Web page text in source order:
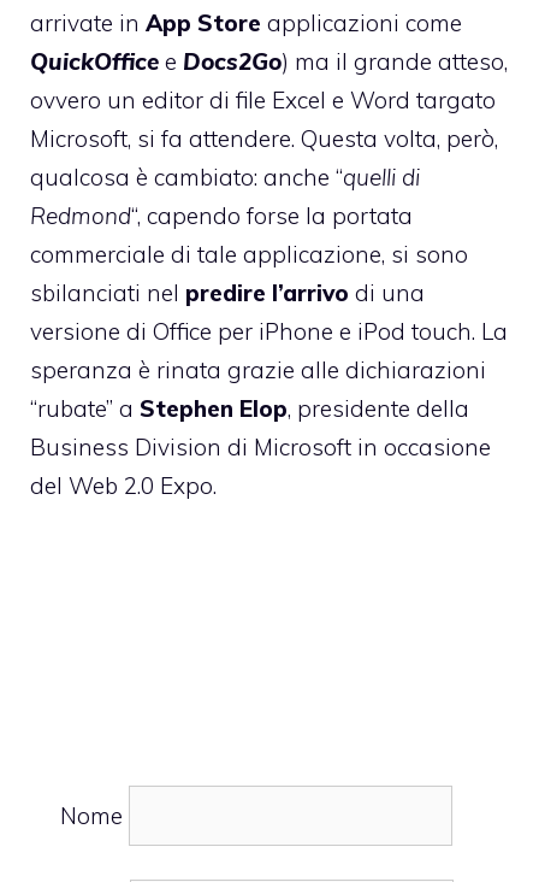
arrivate in App Store applicazioni come
QuickOffice e Docs2Go) ma il grande atteso,
ovvero un editor di file Excel e Word targato
Microsoft, si fa attendere. Questa volta, però,
qualcosa è cambiato: anche “quelli di
Redmond“, capendo forse la portata
commerciale di tale applicazione, si sono
sbilanciati nel predire l’arrivo di una
versione di Office per iPhone e iPod touch. La
speranza è rinata grazie alle dichiarazioni
“rubate” a Stephen Elop, presidente della
Business Division di Microsoft in occasione
del Web 2.0 Expo.
Nome